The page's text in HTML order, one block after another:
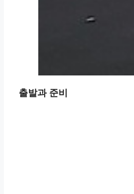
출발과 준비